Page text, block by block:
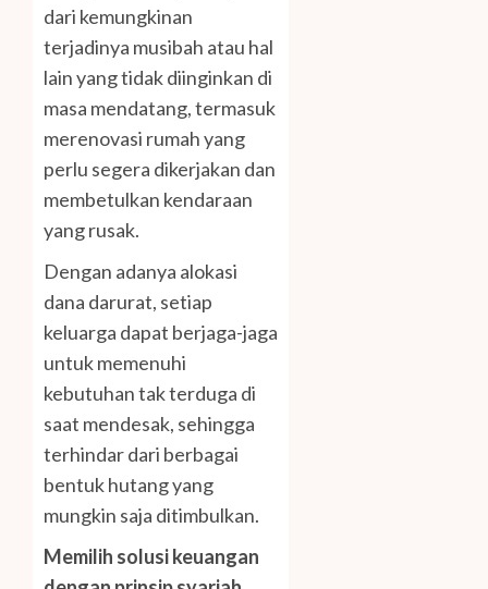
dari kemungkinan
terjadinya musibah atau hal
lain yang tidak diinginkan di
masa mendatang, termasuk
merenovasi rumah yang
perlu segera dikerjakan dan
membetulkan kendaraan
yang rusak.
Dengan adanya alokasi
dana darurat, setiap
keluarga dapat berjaga-jaga
untuk memenuhi
kebutuhan tak terduga di
saat mendesak, sehingga
terhindar dari berbagai
bentuk hutang yang
mungkin saja ditimbulkan.
Memilih solusi keuangan